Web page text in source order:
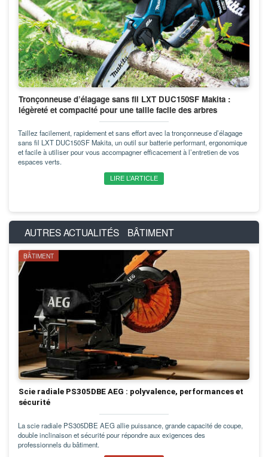
Tronçonneuse d’élagage sans fil LXT DUC150SF Makita :
légèreté et compacité pour une taille facile des arbres
Taillez facilement, rapidement et sans effort avec la tronçonneuse d’élagage
sans fil LXT DUC150SF Makita, un outil sur batterie performant, ergonomique
et facile à utiliser pour vous accompagner efficacement à l’entretien de vos
espaces verts.
LIRE L’ARTICLE
AUTRES ACTUALITÉS BÂTIMENT
BÂTIMENT
Scie radiale PS305DBE AEG : polyvalence, performances et
sécurité
La scie radiale PS305DBE AEG allie puissance, grande capacité de coupe,
double inclinaison et sécurité pour répondre aux exigences des
professionnels du bâtiment.